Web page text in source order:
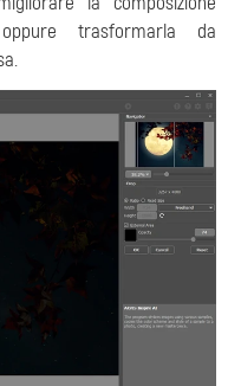
oppure trasformarla da